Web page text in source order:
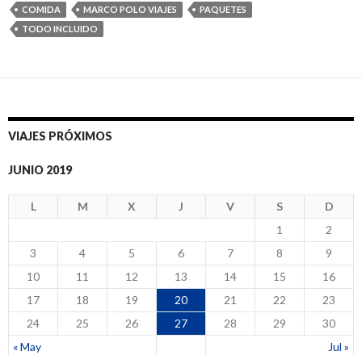
COMIDA MARCO POLO VIAJES
PAQUETES
TODO INCLUIDO
VIAJES PRÓXIMOS
JUNIO 2019
L M X J V S D
« May Jul »
1
2
3
4 5 6 7 8
9
10
11 12 13 14 15
16
17
18 19 20 21 22
23
24
25 26 27 28 29 30